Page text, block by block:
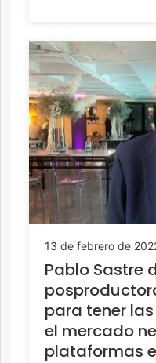
13 de febrero de
Pablo Sastre
para tener
el mercado
plataformas